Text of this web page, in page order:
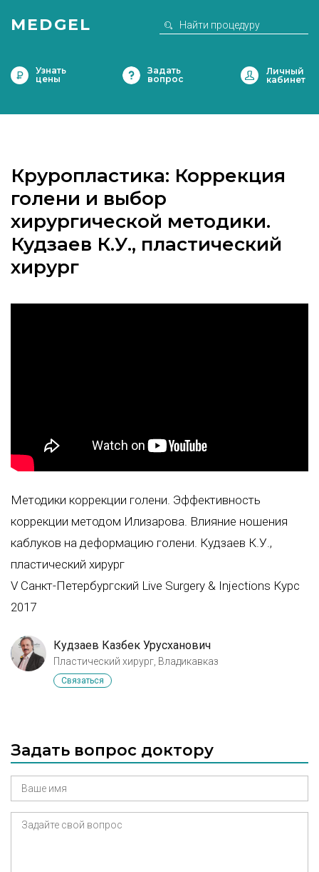
MEDGEL
Узнать
цены
Задать
вопрос
Круропластика: Коррекция
голени и выбор
хирургической методики.
Кудзаев К.У., пластический
хирург
Методики коррекции голени. Эффективность
коррекции методом Илизарова. Влияние ношения
каблуков на деформацию голени. Кудзаев К.У.,
пластический хирург
V Санкт-Петербургский Live Surgery & Injections Курс
2017
Кудзаев Казбек Урусханович
Пластический хирург, Владикавказ
Связаться
Задать вопрос доктору